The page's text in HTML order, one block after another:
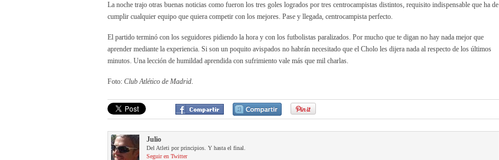
La noche trajo otras buenas noticias como fueron los tres goles logrados por tres centrocampistas distintos, requisito indispensable que ha de
cumplir cualquier equipo que quiera competir con los mejores. Pase y llegada, centrocampista perfecto.
El partido terminó con los seguidores pidiendo la hora y con los futbolistas paralizados. Por mucho que te digan no hay nada mejor que
aprender mediante la experiencia. Si son un poquito avispados no habrán necesitado que el Cholo les dijera nada al respecto de los últimos
minutos. Una lección de humildad aprendida con sufrimiento vale más que mil charlas.
Foto: Club Atlético de Madrid.
Julio
Del Atleti por principios. Y hasta el final.
Seguir en Twitter